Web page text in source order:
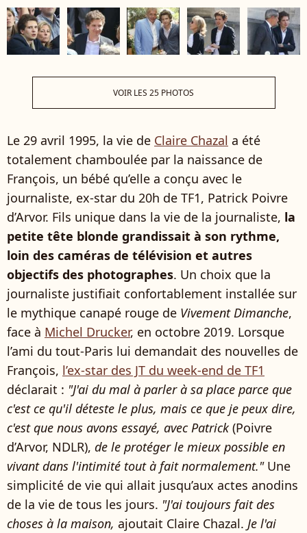
VOIR LES 25 PHOTOS
Le 29 avril 1995, la vie de Claire Chazal a été
totalement chamboulée par la naissance de
François, un bébé qu’elle a conçu avec le
journaliste, ex-star du 20h de TF1, Patrick Poivre
d’Arvor. Fils unique dans la vie de la journaliste, la
petite tête blonde grandissait à son rythme,
loin des caméras de télévision et autres
objectifs des photographes. Un choix que la
journaliste justifiait confortablement installée sur
le mythique canapé rouge de Vivement Dimanche,
face à Michel Drucker, en octobre 2019. Lorsque
l’ami du tout-Paris lui demandait des nouvelles de
François, l’ex-star des JT du week-end de TF1
déclarait : "J'ai du mal à parler à sa place parce que
c'est ce qu'il déteste le plus, mais ce que je peux dire,
c'est que nous avons essayé, avec Patrick(Poivre
d’Arvor, NDLR), de le protéger le mieux possible en
vivant dans l'intimité tout à fait normalement."Une
simplicité de vie qui allait jusqu’aux actes anodins
de la vie de tous les jours. "J'ai toujours fait des
choses à la maison, ajoutait Claire Chazal. Je l'ai